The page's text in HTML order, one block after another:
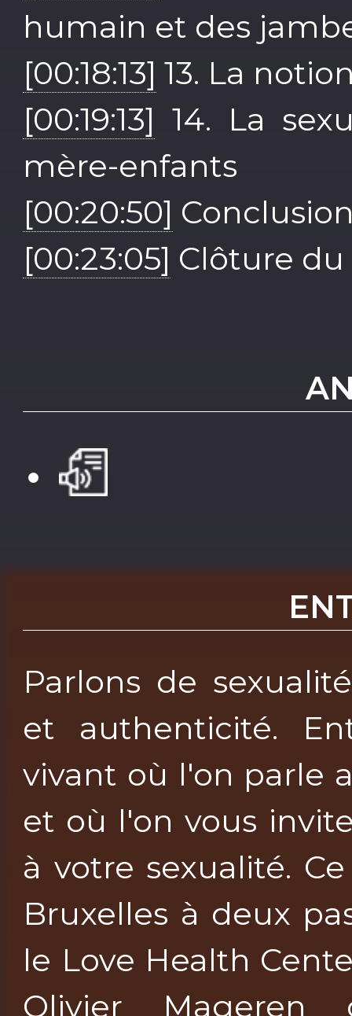
humain et des
[00:18:13] 13. La
[00:19:13] 14. La
mère-enfants
[00:20:50]
[00:23:05] Clôture
Parlons de
et authenticité.
vivant où l'on parle
et où l'on vous
à votre sexualité.
Bruxelles à deux
le Love Health
Olivier Mageren